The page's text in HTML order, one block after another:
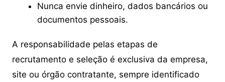
Nunca envie dinheiro, dados bancários ou
documentos pessoais.
A responsabilidade pelas etapas de
recrutamento e seleção é exclusiva da empresa,
site ou órgão contratante, sempre identificado